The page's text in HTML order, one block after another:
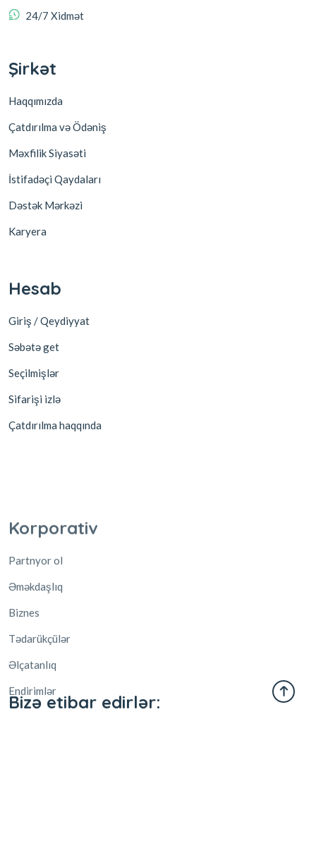
24/7 Xidmət
Şirkət
Haqqımızda
Çatdırılma və Ödəniş
Məxfilik Siyasəti
İstifadəçi Qaydaları
Dəstək Mərkəzi
Karyera
Hesab
Giriş / Qeydiyyat
Səbətə get
Seçilmişlər
Sifarişi izlə
Çatdırılma haqqında
Biznes
Tədarükçülər
Əlçatanlıq
Endirimlər
Bizə etibar edirlər: